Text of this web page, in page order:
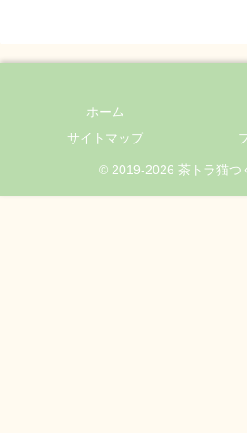
ホーム
サイトマップ
© 2019-2026 茶トラ猫つ